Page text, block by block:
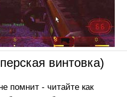
винтовка)
помнит - читайте как